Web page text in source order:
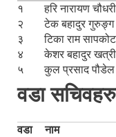
१
हरि नारायण चौधरी
२
टेक बहादुर गुरुङ्ग
३
टिका राम
४
केशर बहादुर खत्री
५
कुल प्रसाद पौडेल
वडा
वडा नाम